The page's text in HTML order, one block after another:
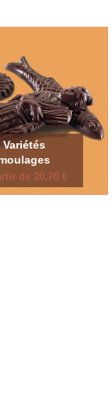
Variétés
de 20,70 €